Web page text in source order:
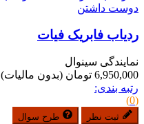
دوست داشتن
ردیاب فابریک فیات
نمایندگی سینوال
6,950,000 تومان
(بدون مالیات)
رتبه بندی:
(0)
ثبت نظر طرح سوال